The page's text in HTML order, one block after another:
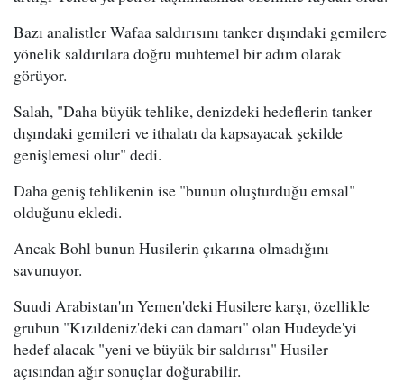
Bazı analistler Wafaa saldırısını tanker dışındaki gemilere
yönelik saldırılara doğru muhtemel bir adım olarak
görüyor.
Salah, "Daha büyük tehlike, denizdeki hedeflerin tanker
dışındaki gemileri ve ithalatı da kapsayacak şekilde
genişlemesi olur" dedi.
Daha geniş tehlikenin ise "bunun oluşturduğu emsal"
olduğunu ekledi.
Ancak Bohl bunun Husilerin çıkarına olmadığını
savunuyor.
Suudi Arabistan'ın Yemen'deki Husilere karşı, özellikle
grubun "Kızıldeniz'deki can damarı" olan Hudeyde'yi
hedef alacak "yeni ve büyük bir saldırısı" Husiler
açısından ağır sonuçlar doğurabilir.